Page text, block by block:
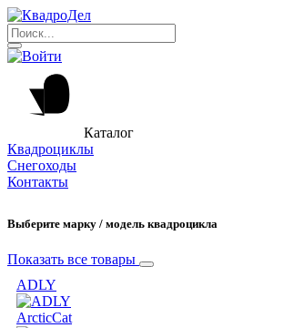
Каталог
Квадроциклы
Снегоходы
Контакты
Выберите марку / модель квадроцикла
Показать все товары
ADLY
ArcticCat